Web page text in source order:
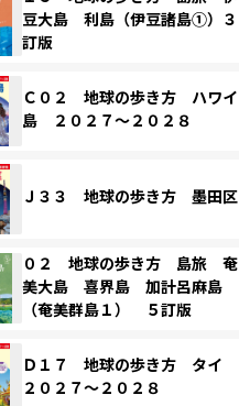
豆大島 利島（伊豆諸島①）３
訂版
Ｃ０２ 地球の歩き方 ハワイ
島 ２０２７～２０２８
Ｊ３３ 地球の歩き方 墨田区
０２ 地球の歩き方 島旅 奄
美大島 喜界島 加計呂麻島
（奄美群島１） ５訂版
Ｄ１７ 地球の歩き方 タイ
２０２７～２０２８